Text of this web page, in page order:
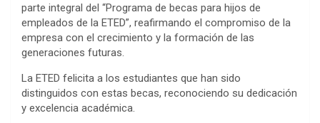
parte integral del “Programa de becas para hijos de
empleados de la ETED”, reafirmando el compromiso de la
empresa con el crecimiento y la formación de las
generaciones futuras.
La ETED felicita a los estudiantes que han sido
distinguidos con estas becas, reconociendo su dedicación
y excelencia académica.